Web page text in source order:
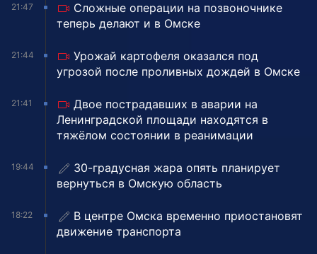
21:47
Сложные операции на позвоночнике
теперь делают и в Омске
21:44
Урожай картофеля оказался под
угрозой после проливных дождей в Омске
21:41
Двое пострадавших в аварии на
Ленинградской площади находятся в
тяжёлом состоянии в реанимации
19:44
30-градусная жара опять планирует
вернуться в Омскую область
18:22
В центре Омска временно приостановят
движение транспорта